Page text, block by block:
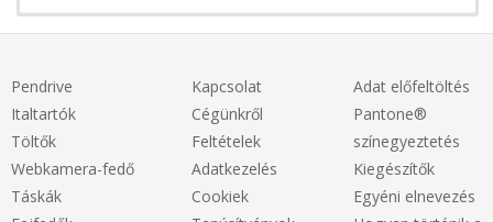
Pendrive
Italtartók
Töltők
Webkamera-fedő
Táskák
Kapcsolat
Cégünkről
Feltételek
Adatkezelés
Cookiek
Adat előfeltöltés
Pantone®
színegyeztetés
Kiegészítők
Egyéni elnevezés